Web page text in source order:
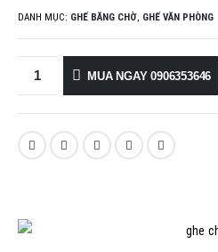
DANH MỤC: GHẾ BĂNG CHỜ, GHẾ VĂN PHÒNG
MUA NGAY 0906353646